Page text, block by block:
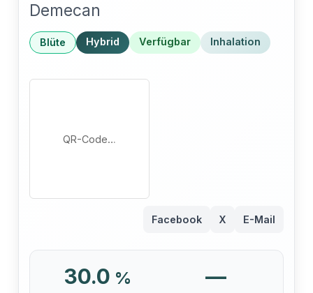
Demecan
Blüte Hybrid Verfügbar Inhalation
QR-Code…
Facebook X E-Mail
30.0 % —